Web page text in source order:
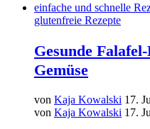
einfache und schnelle
glutenfreie Rezepte
Gesunde
Gemüse
von Kaja Kowalski 17.
von Kaja Kowalski 17.